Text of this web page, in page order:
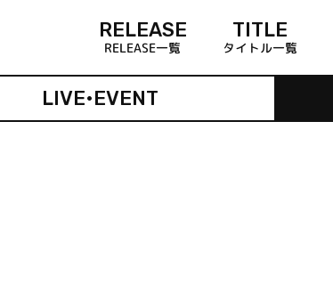
RELEASE
RELEASE一覧
TITLE
タイトル一覧
LIVE•EVENT